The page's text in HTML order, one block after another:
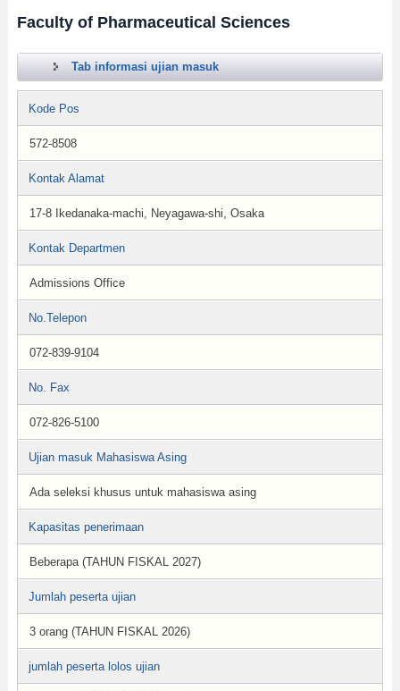
Faculty of Pharmaceutical Sciences
Tab informasi ujian masuk
Kode Pos
572-8508
Kontak Alamat
17-8 Ikedanaka-machi, Neyagawa-shi, Osaka
Kontak Departmen
Admissions Office
No.Telepon
072-839-9104
No. Fax
072-826-5100
Ujian masuk Mahasiswa Asing
Ada seleksi khusus untuk mahasiswa asing
Kapasitas penerimaan
Beberapa (TAHUN FISKAL 2027)
Jumlah peserta ujian
3 orang (TAHUN FISKAL 2026)
jumlah peserta lolos ujian